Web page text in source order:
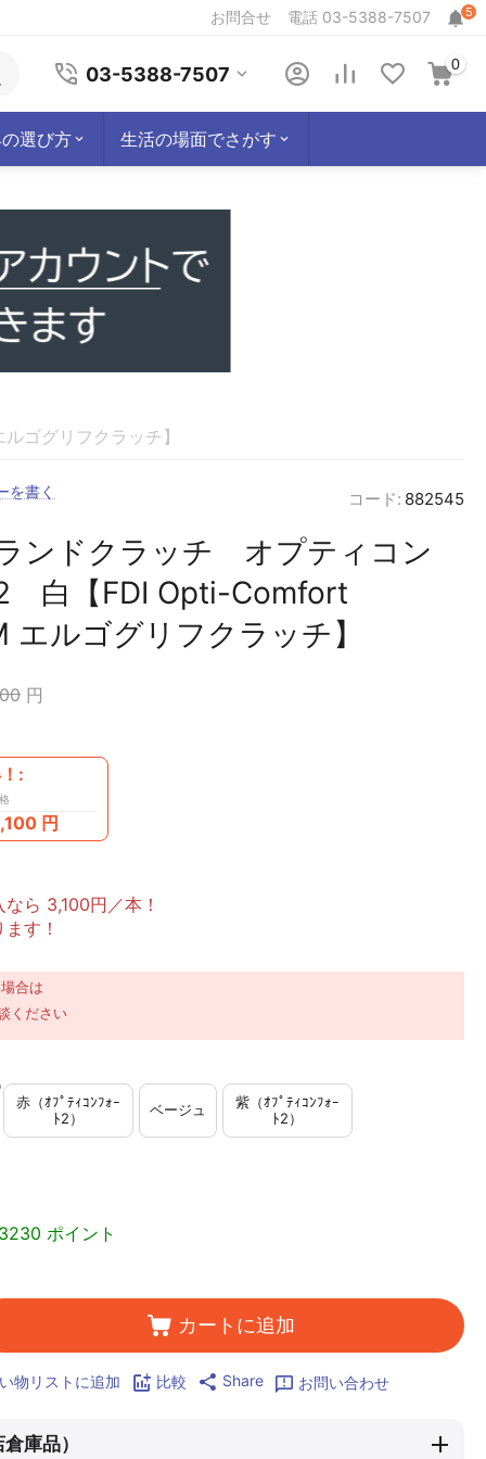
5
お問合せ 電話 03-5388-7507
03-5388-7507 0
選び方 生活の場面でさがす
ゴグリフクラッチ】
を書く コード: 882545
ンドクラッチ オプティコン
白【FDI Opti-Comfort
エルゴグリフクラッチ】
円
:
円
ら 3,100円／本！
す！
合は
ください
赤（ｵﾌﾟﾃｨｺﾝﾌｫｰ
ﾄ2）
ベージュ
紫（ｵﾌﾟﾃｨｺﾝﾌｫｰ
ﾄ2）
3230 ポイント
カートに追加
物リストに追加 比較 Share お問い合わせ
庫品）